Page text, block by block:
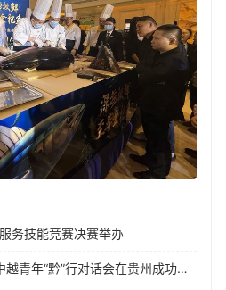
务技能竞赛决赛举办
青年“黔”行对话会在贵州成功举